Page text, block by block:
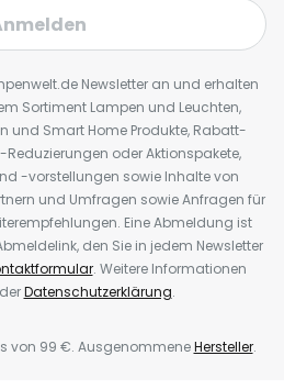
Newsletter an und erhalten
Sortiment Lampen und Leuchten,
und Smart Home Produkte, Rabatt-
Reduzierungen oder Aktionspakete,
-vorstellungen sowie Inhalte von
und Umfragen sowie Anfragen für
Eine Abmeldung ist
den Sie in jedem Newsletter
. Weitere Informationen
Datenschutzerklärung.
von 99 €. AusgenommeneHersteller.